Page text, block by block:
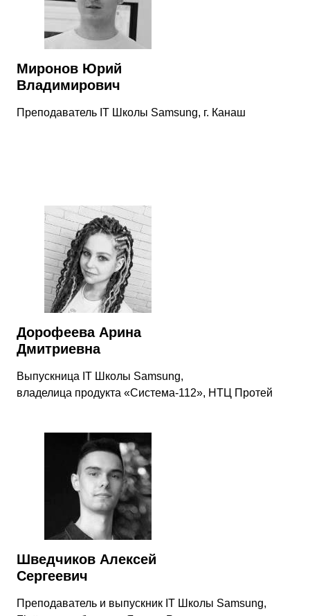
Миронов Юрий
Владимирович
Преподаватель IT Школы Samsung, г. Канаш
Дорофеева Арина
Дмитриевна
Выпускница IT Школы Samsung,
владелица продукта «Система-112‎»‎, НТЦ Протей
Шведчиков Алексей
Сергеевич
Преподаватель и выпускник IT Школы Samsung,